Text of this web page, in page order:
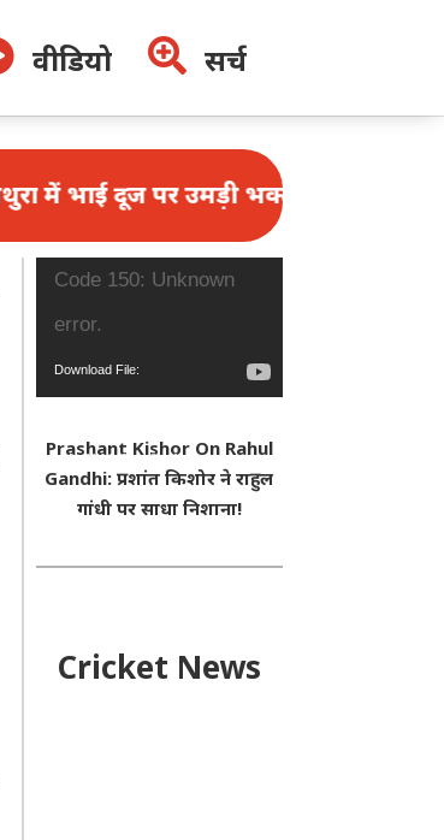
 सर्च
वीडियो
उमड़ी भक्तों की भीड़, 1.25 लाख
Video
Player
Code 150: Unknown
error.
Download File:
v=N_f4W2r2nys&_=1
Prashant Kishor On Rahul
Gandhi: प्रशांत किशोर ने राहुल
गांधी पर साधा निशाना!
Cricket News